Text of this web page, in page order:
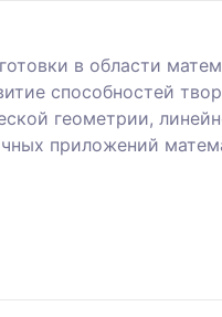
в области
способностей
геометрии,
приложений